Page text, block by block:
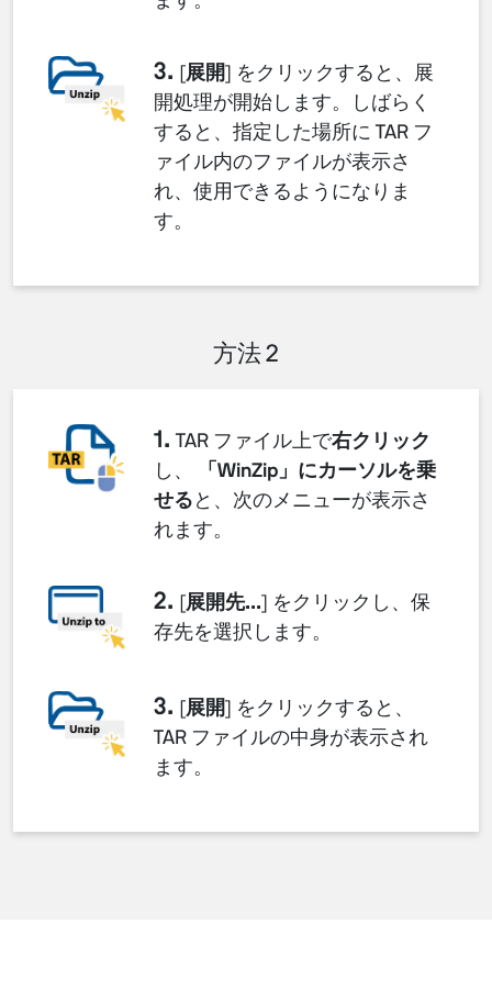
3. [展開] をクリックすると、展
開処理が開始します。しばらく
すると、指定した場所に TAR フ
ァイル内のファイルが表示さ
れ、使用できるようになりま
す。
方法 2
1. TAR ファイル上で右クリック
し、
「WinZip」にカーソルを乗
せる と、次のメニューが表示さ
れます。
2. [展開先...] をクリックし、保
存先を選択します。
3. [展開] をクリックすると、
TAR ファイルの中身が表示され
ます。